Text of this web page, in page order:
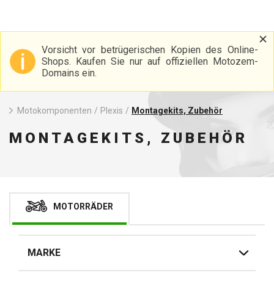
Vorsicht vor betrügerischen Kopien des Online-
Shops. Kaufen Sie nur auf offiziellen Motozem-
Domains ein.
Motokomponenten / Plexis / Montagekits, Zubehör
MONTAGEKITS, ZUBEHÖR
MOTORRÄDER
MARKE